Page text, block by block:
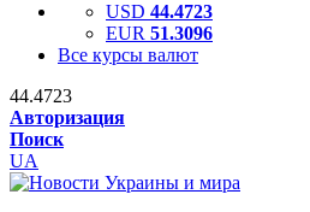
USD 44.4723
EUR 51.3096
Все курсы валют
44.4723
Авторизация
Поиск
UA